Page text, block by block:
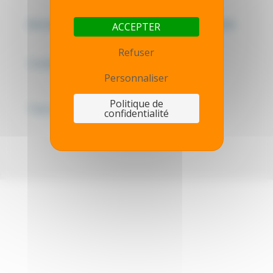
Mentions légales - Politique de confidentialité
ACCEPTER
Refuser
Personnaliser
Politique de
confidentialité